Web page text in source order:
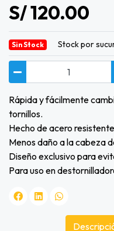
S/ 120.00
Sin Stock Stock por
Rápida y fácilmente
tornillos.
Hecho de acero
Menos daño a la cabeza
Diseño exclusivo para
Para uso en